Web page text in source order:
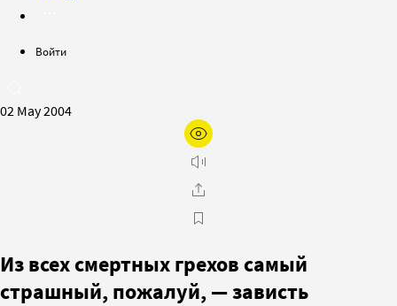
Войти
02 May 2004
Из всех смертных грехов самый
страшный, пожалуй, — зависть